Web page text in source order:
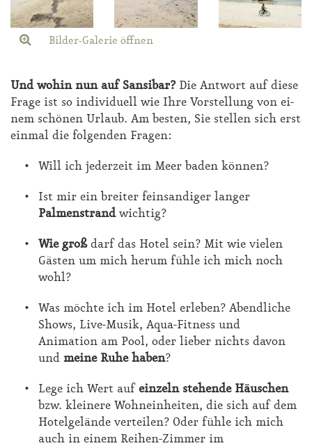
Bilder-Galerie öffnen
Und wo­hin nun auf San­si­bar?Die Ant­wort auf die­se
Fra­ge ist so in­di­vi­du­ell wie Ih­re Vor­stel­lung von ei­
nem schö­nen Ur­laub. Am bes­ten, Sie stel­len sich erst
ein­mal die fol­gen­den Fra­gen:
Will ich jederzeit im Meer baden können?
Ist mir ein breiter feinsandiger langer
Palmenstrand wichtig?
Wie großdarf das Hotel sein? Mit wie vielen
Gästen um mich herum fühle ich mich noch
wohl?
Was möchte ich im Hotel erleben? Abendliche
Shows, Live-Musik, Aqua-Fitness und
Animation am Pool, oder lieber nichts davon
und meine Ruhe haben?
Lege ich Wert auf einzeln stehende Häuschen
bzw. kleinere Wohneinheiten, die sich auf dem
Hotelgelände verteilen? Oder fühle ich mich
auch in einem Reihen-Zimmer im